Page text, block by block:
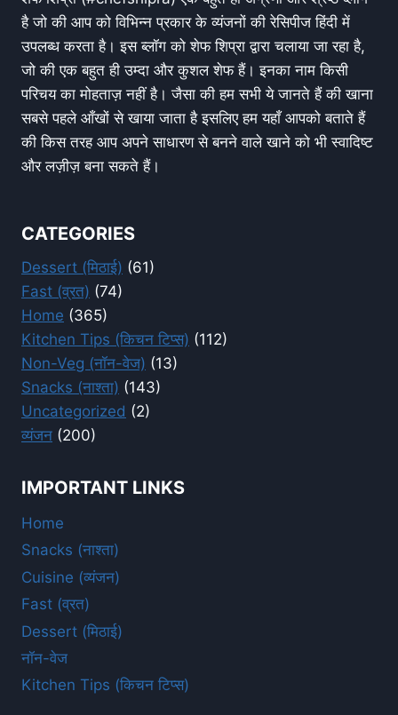
है जो की आप को विभिन्न प्रकार के व्यंजनों की रेसिपीज हिंदी में
उपलब्ध करता है। इस ब्लॉग को शेफ शिप्रा द्वारा चलाया जा रहा है,
जो की एक बहुत ही उम्दा और कुशल शेफ हैं। इनका नाम किसी
परिचय का मोहताज़ नहीं है। जैसा की हम सभी ये जानते हैं की खाना
सबसे पहले आँखों से खाया जाता है इसलिए हम यहाँ आपको बताते हैं
की किस तरह आप अपने साधारण से बनने वाले खाने को भी स्वादिष्ट
और लज़ीज़ बना सकते हैं।
CATEGORIES
Dessert (मिठाई) (61)
Fast (व्रत) (74)
Home (365)
Kitchen Tips (किचन टिप्स) (112)
Non-Veg (नॉन-वेज) (13)
Snacks (नाश्ता) (143)
Uncategorized (2)
व्यंजन (200)
IMPORTANT LINKS
Home
Snacks (नाश्ता)
Cuisine (व्यंजन)
Fast (व्रत)
Dessert (मिठाई)
नॉन-वेज
Kitchen Tips (किचन टिप्स)